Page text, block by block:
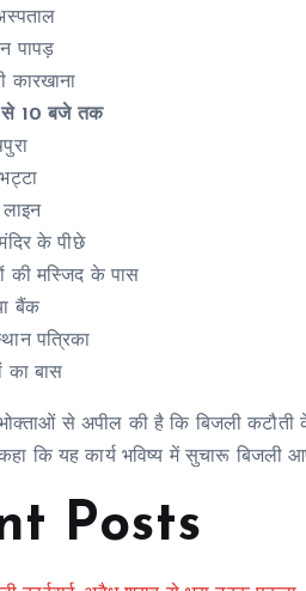
पापड़
कारखाना
10 बजे तक
के पीछे
की मस्जिद के पास
बैंक
पत्रिका
का बास
से अपील की है कि बिजली
कि यह कार्य भविष्य में सुचारू बिजली
Posts